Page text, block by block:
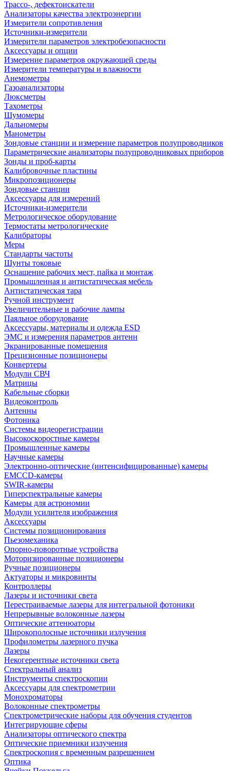
Трассо-, дефектоискатели
Анализаторы качества электроэнергии
Измерители сопротивления
Источники-измерители
Измерители параметров электробезопасности
Аксессуары и опции
Измерение параметров окружающей среды
Измерители температуры и влажности
Анемометры
Газоанализаторы
Люксметры
Тахометры
Шумомеры
Дальномеры
Манометры
Зондовые станции и измерение параметров полупроводников
Параметрические анализаторы полупроводниковых приборов
Зонды и проб-карты
Калибровочные пластины
Микропозиционеры
Зондовые станции
Аксессуары для измерений
Источники-измерители
Метрологическое оборудование
Термостаты метрологические
Калибраторы
Меры
Стандарты частоты
Шунты токовые
Оснащение рабочих мест, пайка и монтаж
Промышленная и антистатическая мебель
Антистатическая тара
Ручной инструмент
Увеличительные и рабочие лампы
Паяльное оборудование
Аксессуары, материалы и одежда ESD
ЭМС и измерения параметров антенн
Экранированные помещения
Прецизионные позиционеры
Конвертеры
Модули СВЧ
Матрицы
Кабельные сборки
Видеоконтроль
Антенны
Фотоника
Cистемы видеорегистрации
Высокоскоростные камеры
Промышленные камеры
Научные камеры
Электронно-оптические (интенсифицированные) камеры
EMCCD-камеры
SWIR-камеры
Гиперспектральные камеры
Камеры для астрономии
Модули усилителя изображения
Аксессуары
Системы позиционирования
Пьезомеханика
Опорно-поворотные устройства
Моторизированные позиционеры
Ручные позиционеры
Актуаторы и микровинты
Контроллеры
Лазеры и источники света
Перестраиваемые лазеры для интегральной фотоники
Непрерывные волоконные лазеры
Оптические аттенюаторы
Широкополосные источники излучения
Профилометры лазерного пучка
Лазеры
Некогерентные источники света
Спектральный анализ
Инструменты спектроскопии
Аксессуары для спектрометрии
Монохроматоры
Волоконные спектрометры
Спектрометрические наборы для обучения студентов
Интегрирующие сферы
Анализаторы оптического спектра
Оптические приемники излучения
Спектроскопия с временным разрешением
Оптика